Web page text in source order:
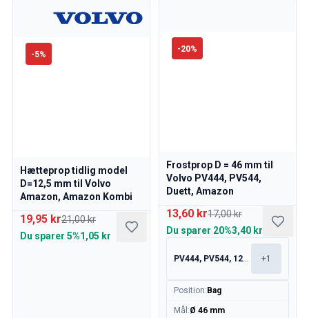
-5%
Hætteprop tidlig model
D=12,5 mm til Volvo
Amazon, Amazon Kombi
19,95 kr21,00 kr
Du sparer 5%1,05 kr
-20%
Frostprop D = 46 mm til
Volvo PV444, PV544,
Duett, Amazon
13,60 kr17,00 kr
Du sparer 20%3,40 kr
PV444, PV544, 120, 130 +1
Position: Bag
Mål :Ø 46 mm